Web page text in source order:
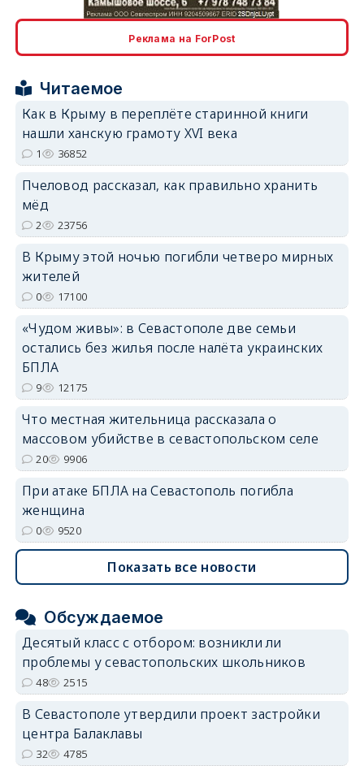
erid: 2SDnjcrDNw6
erid: 2SDnjdvhGXG
Реклама на ForPost
Читаемое
Как в Крыму в переплёте старинной книги
нашли ханскую грамоту XVI века
1 36852
Пчеловод рассказал, как правильно хранить
мёд
2 23756
В Крыму этой ночью погибли четверо мирных
жителей
0 17100
«Чудом живы»: в Севастополе две семьи
остались без жилья после налёта украинских
БПЛА
9 12175
Что местная жительница рассказала о
массовом убийстве в севастопольском селе
20 9906
При атаке БПЛА на Севастополь погибла
женщина
0 9520
Показать все новости
Обсуждаемое
Десятый класс с отбором: возникли ли
проблемы у севастопольских школьников
48 2515
В Севастополе утвердили проект застройки
центра Балаклавы
32 4785